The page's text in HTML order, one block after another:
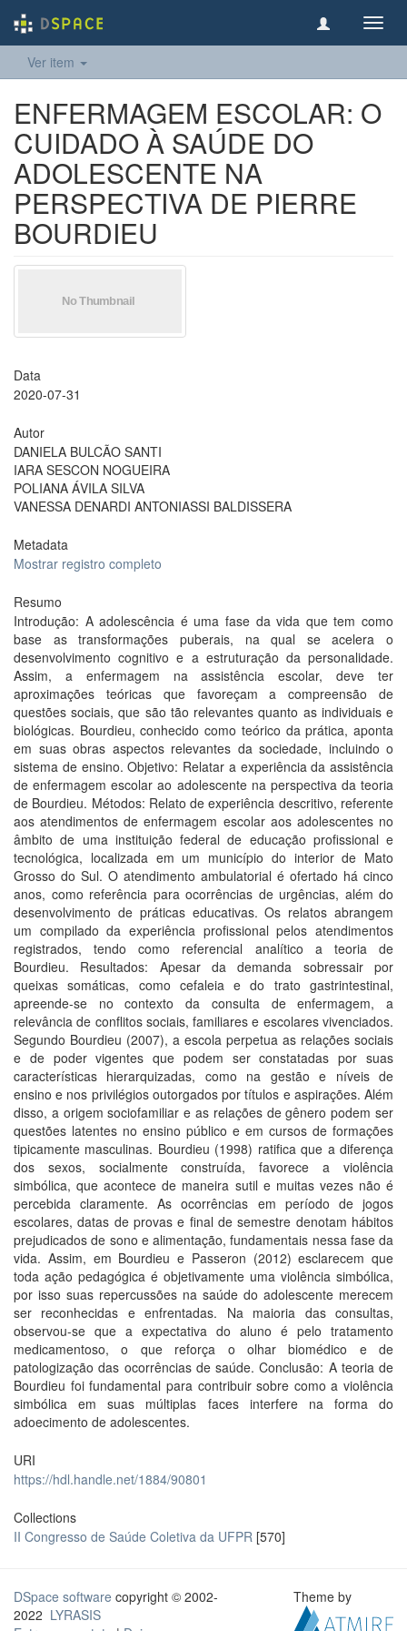
Ver item
ENFERMAGEM ESCOLAR: O
CUIDADO À SAÚDE DO
ADOLESCENTE NA
PERSPECTIVA DE PIERRE
BOURDIEU
Data
2020-07-31
Autor
DANIELA BULCÃO SANTI
IARA SESCON NOGUEIRA
POLIANA ÁVILA SILVA
VANESSA DENARDI ANTONIASSI BALDISSERA
Metadata
Mostrar registro completo
Resumo
Introdução: A adolescência é uma fase da vida que tem como
base as transformações puberais, na qual se acelera o
desenvolvimento cognitivo e a estruturação da personalidade.
Assim, a enfermagem na assistência escolar, deve ter
aproximações teóricas que favoreçam a compreensão de
questões sociais, que são tão relevantes quanto as individuais e
biológicas. Bourdieu, conhecido como teórico da prática, aponta
em suas obras aspectos relevantes da sociedade, incluindo o
sistema de ensino. Objetivo: Relatar a experiência da assistência
de enfermagem escolar ao adolescente na perspectiva da teoria
de Bourdieu. Métodos: Relato de experiência descritivo, referente
aos atendimentos de enfermagem escolar aos adolescentes no
âmbito de uma instituição federal de educação profissional e
tecnológica, localizada em um município do interior de Mato
Grosso do Sul. O atendimento ambulatorial é ofertado há cinco
anos, como referência para ocorrências de urgências, além do
desenvolvimento de práticas educativas. Os relatos abrangem
um compilado da experiência profissional pelos atendimentos
registrados, tendo como referencial analítico a teoria de
Bourdieu. Resultados: Apesar da demanda sobressair por
queixas somáticas, como cefaleia e do trato gastrintestinal,
apreende-se no contexto da consulta de enfermagem, a
relevância de conflitos sociais, familiares e escolares vivenciados.
Segundo Bourdieu (2007), a escola perpetua as relações sociais
e de poder vigentes que podem ser constatadas por suas
características hierarquizadas, como na gestão e níveis de
ensino e nos privilégios outorgados por títulos e aspirações. Além
disso, a origem sociofamiliar e as relações de gênero podem ser
questões latentes no ensino público e em cursos de formações
tipicamente masculinas. Bourdieu (1998) ratifica que a diferença
dos sexos, socialmente construída, favorece a violência
simbólica, que acontece de maneira sutil e muitas vezes não é
percebida claramente. As ocorrências em período de jogos
escolares, datas de provas e final de semestre denotam hábitos
prejudicados de sono e alimentação, fundamentais nessa fase da
vida. Assim, em Bourdieu e Passeron (2012) esclarecem que
toda ação pedagógica é objetivamente uma violência simbólica,
por isso suas repercussões na saúde do adolescente merecem
ser reconhecidas e enfrentadas. Na maioria das consultas,
observou-se que a expectativa do aluno é pelo tratamento
medicamentoso, o que reforça o olhar biomédico e de
patologização das ocorrências de saúde. Conclusão: A teoria de
Bourdieu foi fundamental para contribuir sobre como a violência
simbólica em suas múltiplas faces interfere na forma do
adoecimento de adolescentes.
URI
https://hdl.handle.net/1884/90801
Collections
II Congresso de Saúde Coletiva da UFPR [570]
DSpace software copyright © 2002-
2022 LYRASIS
Theme by